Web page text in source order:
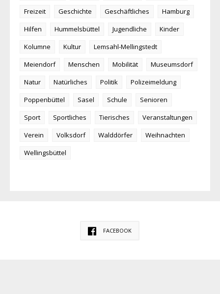
Freizeit
Geschichte Geschäftliches
Hamburg
Hilfen
Hummelsbüttel Jugendliche
Kinder
Kolumne
Kultur
Lemsahl-Mellingstedt
Meiendorf
Menschen Mobilität
Museumsdorf
Natur
Natürliches Politik
Polizeimeldung
Poppenbüttel
Sasel Schule
Senioren
Sport
Sportliches Tierisches
Veranstaltungen
Verein
Volksdorf Walddörfer
Weihnachten
Wellingsbüttel
FACEBOOK